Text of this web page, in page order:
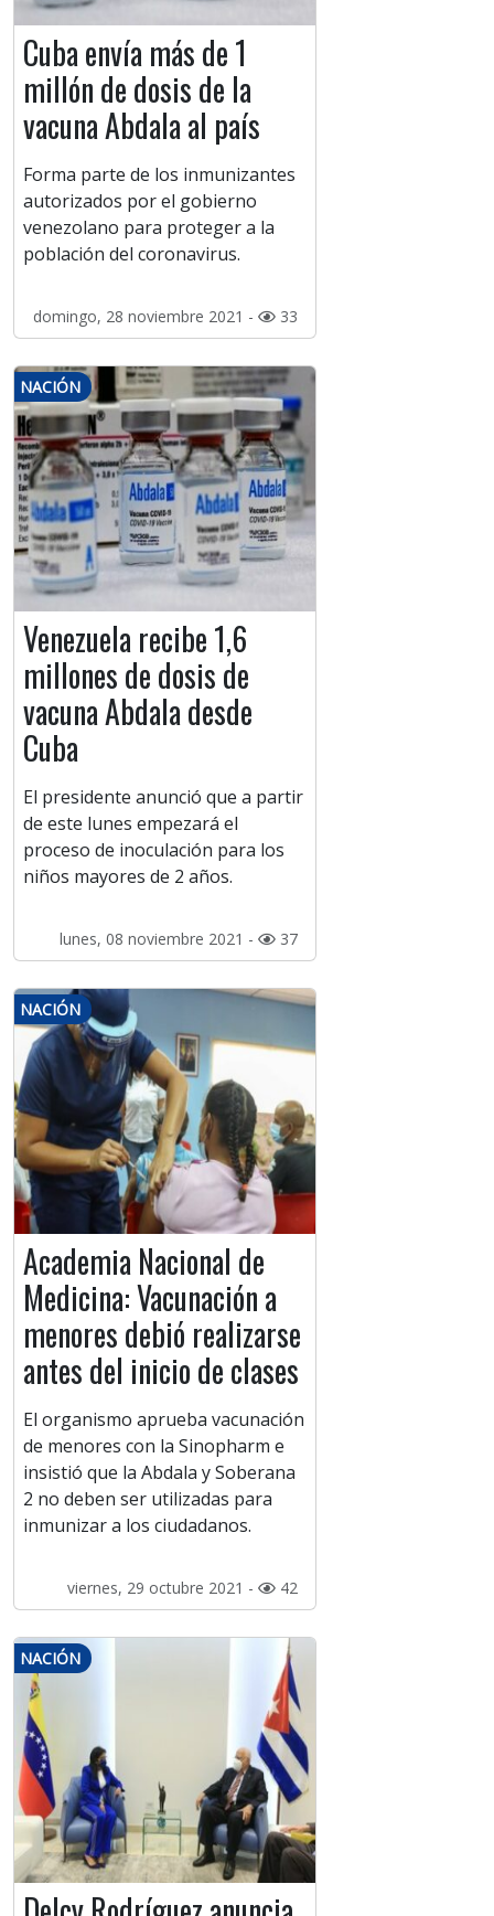
Cuba envía más de 1
millón de dosis de la
vacuna Abdala al país
Forma parte de los inmunizantes
autorizados por el gobierno
venezolano para proteger a la
población del coronavirus.
domingo, 28 noviembre 2021 - 33
NACIÓN
Venezuela recibe 1,6
millones de dosis de
vacuna Abdala desde
Cuba
El presidente anunció que a partir
de este lunes empezará el
proceso de inoculación para los
niños mayores de 2 años.
lunes, 08 noviembre 2021 - 37
NACIÓN
Academia Nacional de
Medicina: Vacunación a
menores debió realizarse
antes del inicio de clases
El organismo aprueba vacunación
de menores con la Sinopharm e
insistió que la Abdala y Soberana
2 no deben ser utilizadas para
inmunizar a los ciudadanos.
viernes, 29 octubre 2021 - 42
NACIÓN